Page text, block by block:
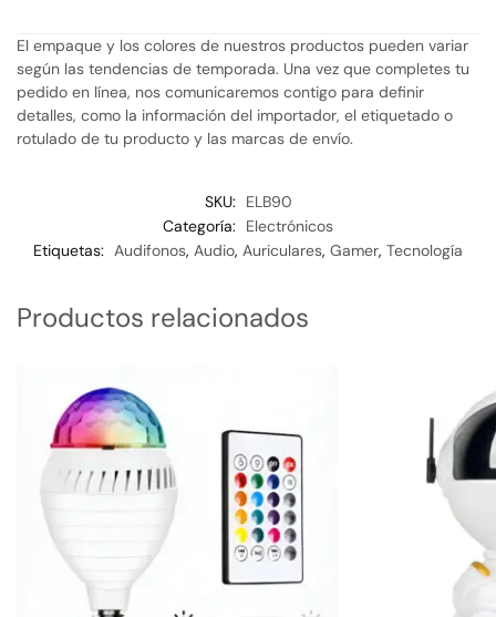
El empaque y los colores de nuestros productos pueden variar
según las tendencias de temporada. Una vez que completes tu
pedido en línea, nos comunicaremos contigo para definir
detalles, como la información del importador, el etiquetado o
rotulado de tu producto y las marcas de envío.
SKU:
ELB90
Categoría:
Electrónicos
Etiquetas:
Audifonos, Audio, Auriculares, Gamer, Tecnología
Productos relacionados